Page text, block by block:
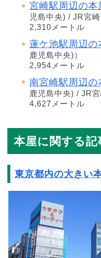
宮崎駅周辺の本
児島中央) / JR宮
2,310メートル
蓮ケ池駅周辺の
鹿児島中央)）
2,954メートル
南宮崎駅周辺の
鹿児島中央) / JR
4,627メートル
本屋に関する記
東京都内の大きい